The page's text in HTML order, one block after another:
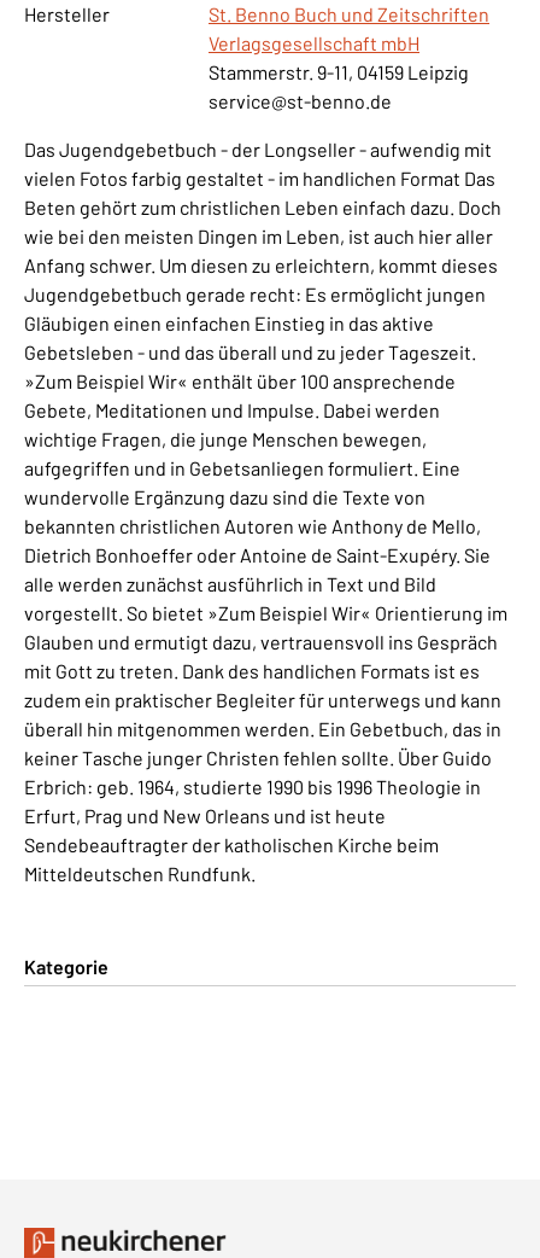
Hersteller
St. Benno Buch und Zeitschriften
Verlagsgesellschaft mbH
Stammerstr. 9-11, 04159 Leipzig
service@st-benno.de
Das Jugendgebetbuch - der Longseller - aufwendig mit
vielen Fotos farbig gestaltet - im handlichen Format Das
Beten gehört zum christlichen Leben einfach dazu. Doch
wie bei den meisten Dingen im Leben, ist auch hier aller
Anfang schwer. Um diesen zu erleichtern, kommt dieses
Jugendgebetbuch gerade recht: Es ermöglicht jungen
Gläubigen einen einfachen Einstieg in das aktive
Gebetsleben - und das überall und zu jeder Tageszeit.
»Zum Beispiel Wir« enthält über 100 ansprechende
Gebete, Meditationen und Impulse. Dabei werden
wichtige Fragen, die junge Menschen bewegen,
aufgegriffen und in Gebetsanliegen formuliert. Eine
wundervolle Ergänzung dazu sind die Texte von
bekannten christlichen Autoren wie Anthony de Mello,
Dietrich Bonhoeffer oder Antoine de Saint-Exupéry. Sie
alle werden zunächst ausführlich in Text und Bild
vorgestellt. So bietet »Zum Beispiel Wir« Orientierung im
Glauben und ermutigt dazu, vertrauensvoll ins Gespräch
mit Gott zu treten. Dank des handlichen Formats ist es
zudem ein praktischer Begleiter für unterwegs und kann
überall hin mitgenommen werden. Ein Gebetbuch, das in
keiner Tasche junger Christen fehlen sollte. Über Guido
Erbrich: geb. 1964, studierte 1990 bis 1996 Theologie in
Erfurt, Prag und New Orleans und ist heute
Sendebeauftragter der katholischen Kirche beim
Mitteldeutschen Rundfunk.
Kategorie